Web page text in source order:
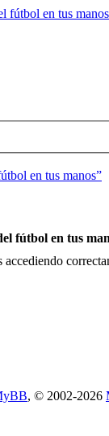
en tus manos”
fútbol en tus
, © 2002-2026